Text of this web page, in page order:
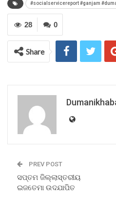
#socialservicereport #ganjam
0
28
Share
PREV POST
ସପ୍ତମ ଜିଲ୍ଲାସ୍ତରୀୟ
ଇଜତେମା ଉଦଯାପିତ